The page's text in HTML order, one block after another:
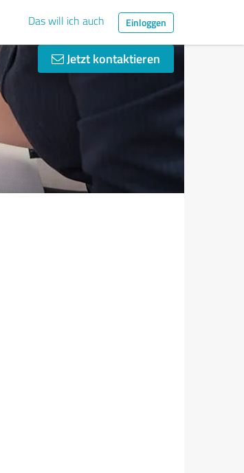
Das will ich auch Einloggen
Jetzt kontaktieren